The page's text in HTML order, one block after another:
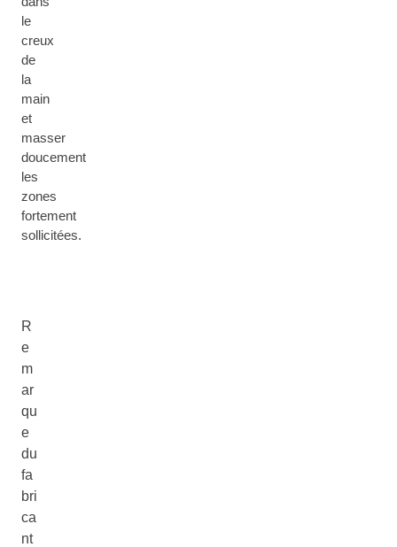
le
creux
de
la
main
et
masser
doucement
les
zones
fortement
sollicitées.
R
e
m
ar
qu
e
du
fa
bri
ca
nt